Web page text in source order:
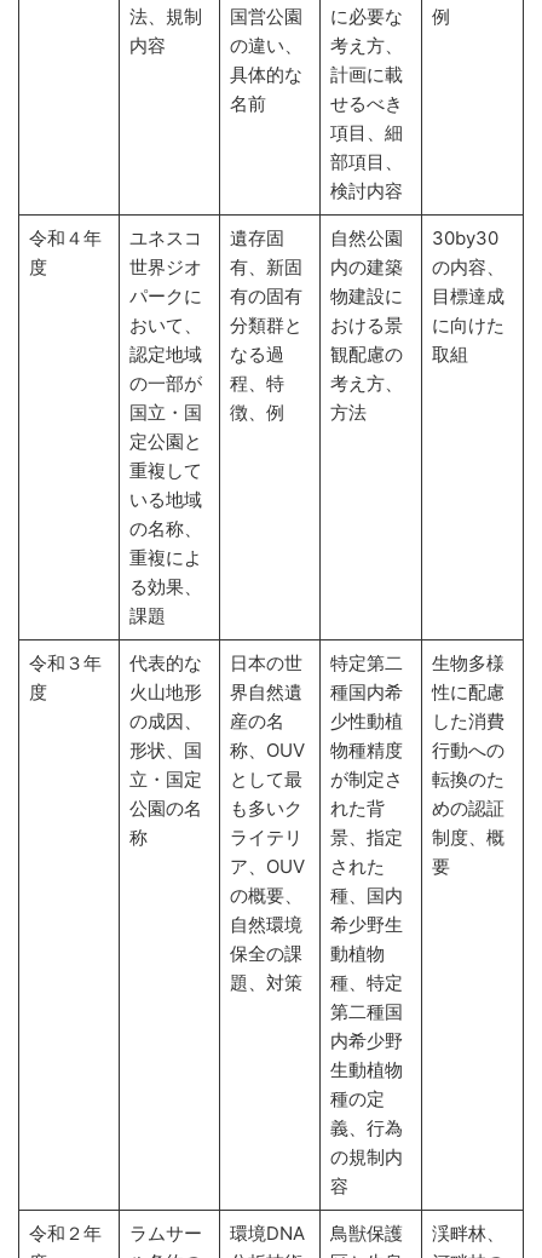
法、規制
内容
国営公園
の違い、
具体的な
名前
に必要な
考え方、
計画に載
せるべき
項目、細
部項目、
検討内容
例
令和４年
度
ユネスコ
世界ジオ
パークに
おいて、
認定地域
の一部が
国立・国
定公園と
重複して
いる地域
の名称、
重複によ
る効果、
課題
遺存固
有、新固
有の固有
分類群と
なる過
程、特
徴、例
自然公園
内の建築
物建設に
おける景
観配慮の
考え方、
方法
30by30
の内容、
目標達成
に向けた
取組
令和３年
度
代表的な
火山地形
の成因、
形状、国
立・国定
公園の名
称
日本の世
界自然遺
産の名
称、OUV
として最
も多いク
ライテリ
ア、OUV
の概要、
自然環境
保全の課
題、対策
特定第二
種国内希
少性動植
物種精度
が制定さ
れた背
景、指定
された
種、国内
希少野生
動植物
種、特定
第二種国
内希少野
生動植物
種の定
義、行為
の規制内
容
生物多様
性に配慮
した消費
行動への
転換のた
めの認証
制度、概
要
令和２年
ラムサー
環境DNA
鳥獣保護
渓畔林、